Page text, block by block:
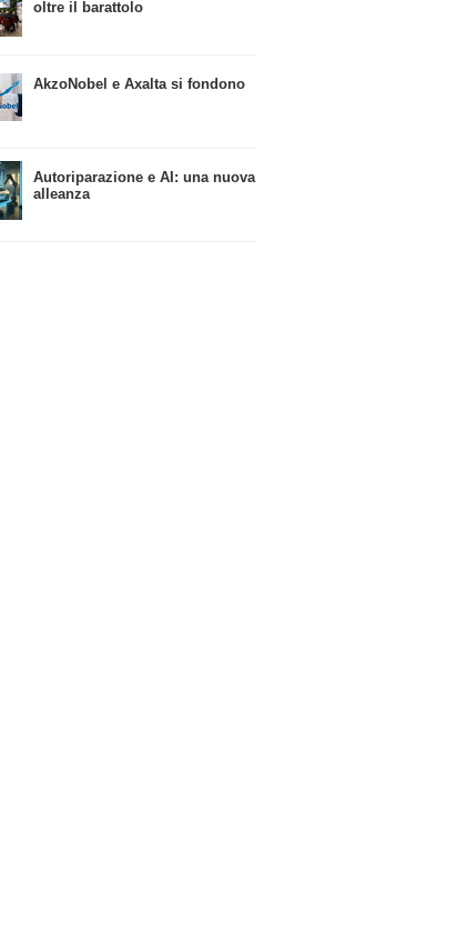
oltre il barattolo
​AkzoNobel e Axalta si fondono
Autoriparazione e AI: una nuova
alleanza